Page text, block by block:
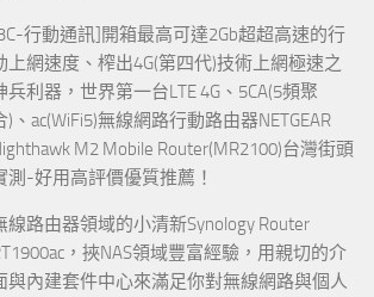
行動通訊]開箱最高可達2Gb超超高速的行
上網速度、榨出4G(第四代)技術上網極速之
兵利器，世界第一台LTE 4G、5CA(5頻聚
)、ac(WiFi5)無線網路行動路由器NETGEAR
M2 Mobile Router(MR2100)台灣街頭
測-好用高評價優質推薦！
線路由器領域的小清新Synology Router
，挾NAS領域豐富經驗，用親切的介
與內建套件中心來滿足你對無線網路與個人